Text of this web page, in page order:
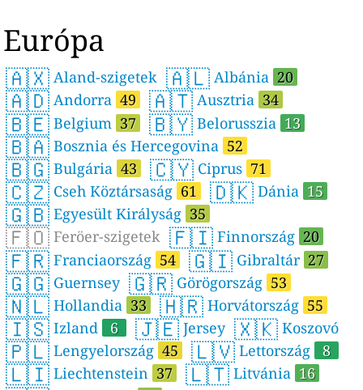
Európa
🇦🇽 Aland-szigetek 🇦🇱 Albánia 20
🇦🇩 Andorra 49 🇦🇹 Ausztria 34
🇧🇪 Belgium 37 🇧🇾 Belorusszia 13
🇧🇦 Bosznia és Hercegovina 52
🇧🇬 Bulgária 43 🇨🇾 Ciprus 71
🇨🇿 Cseh Köztársaság 61 🇩🇰 Dánia 15
🇬🇧 Egyesült Királyság 35
🇫🇴 Feröer-szigetek 🇫🇮 Finnország 20
🇫🇷 Franciaország 54 🇬🇮 Gibraltár 27
🇬🇬 Guernsey 🇬🇷 Görögország 53
🇳🇱 Hollandia 33 🇭🇷 Horvátország 55
🇮🇸 Izland 6 🇯🇪 Jersey 🇽🇰 Koszovó
🇵🇱 Lengyelország 45 🇱🇻 Lettország 8
🇱🇮 Liechtenstein 37 🇱🇹 Litvánia 16